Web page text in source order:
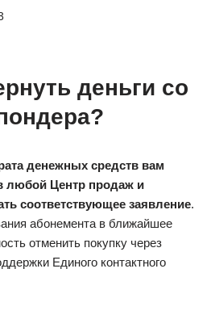
деньги со
денежных средств вам
любой Центр продаж и
соответствующее заявление.
абонемента в ближайшее
отменить покупку через
Единого контактного